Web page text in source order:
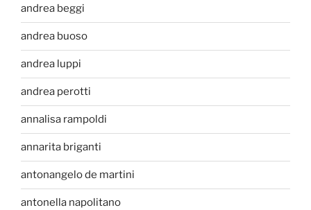
andrea beggi
andrea buoso
andrea luppi
andrea perotti
annalisa rampoldi
annarita briganti
antonangelo de martini
antonella napolitano